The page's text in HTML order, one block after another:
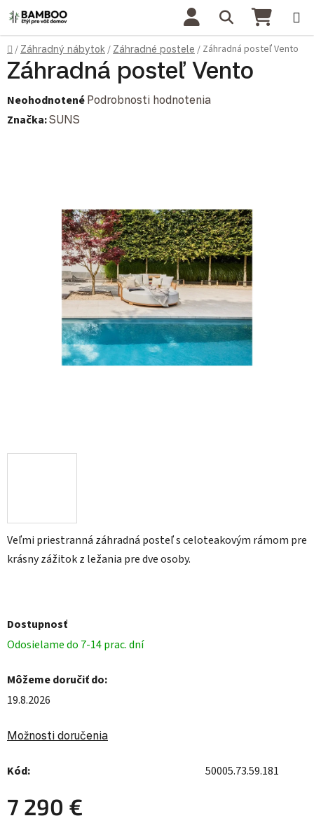
Prejsť na obsah Hľadať
Domov
/ Záhradný nábytok / Záhradné postele / Záhradná posteľ Vento
Veľmi priestranná záhradná posteľ s celoteakovým rámom pre
krásny zážitok z ležania pre dve osoby.
Dostupnosť
Odosielame do 7-14 prac. dní
Môžeme doručiť do:
19.8.2026
Možnosti doručenia
Kód: 50005.73.59.181
7 290 €
Záhradná posteľ Vento
Priemerné hodnotenie produktu je 0,0 z 5 hviezdičiek.
Neohodnotené Podrobnosti hodnotenia
Značka:SUNS